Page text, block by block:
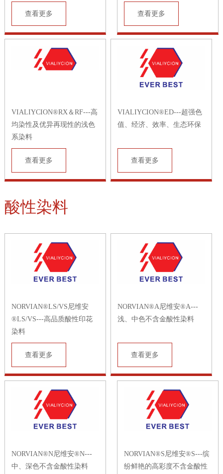
查看更多 查看更多
VIALIYCION®RX＆RF---高
均染性及优异再现性的浅色
系染料
查看更多
VIALIYCION®ED---超强色
值、经济、效率、生态环保
查看更多
酸性染料
NORVIAN®LS/VS尼维安
®LS/VS---高品质酸性印花
染料
查看更多
NORVIAN®A尼维安®A---
浅、中色不含金酸性染料
查看更多
NORVIAN®N尼维安®N---
中、深色不含金酸性染料
NORVIAN®S尼维安®S---缤
纷鲜艳的高彩度不含金酸性